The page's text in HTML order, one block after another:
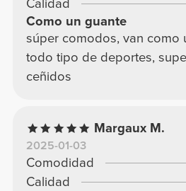
Calidad
Como un guante
súper comodos, van como
todo tipo de deportes,
ceñidos
Margaux M.
2025-01-03
Comodidad
Calidad